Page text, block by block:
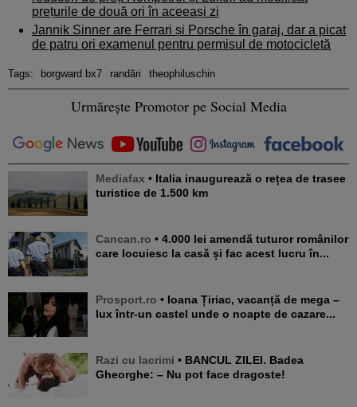
prețurile de două ori în aceeași zi
Jannik Sinner are Ferrari și Porsche în garaj, dar a picat
de patru ori examenul pentru permisul de motocicletă
Tags: borgward bx7 randări theophiluschin
Urmărește Promotor pe Social Media
Mediafax • Italia inaugurează o rețea de trasee
turistice de 1.500 km
Cancan.ro • 4.000 lei amendă tuturor românilor
care locuiesc la casă și fac acest lucru în...
Prosport.ro • Ioana Țiriac, vacanță de mega –
lux într-un castel unde o noapte de cazare...
Razi cu lacrimi • BANCUL ZILEI. Badea
Gheorghe: – Nu pot face dragoste!